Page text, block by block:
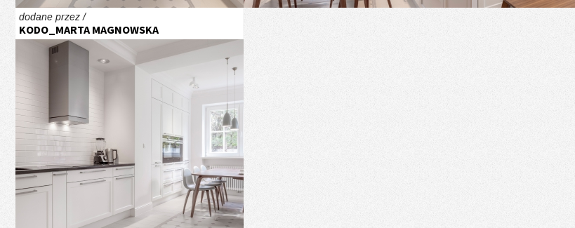
dodane przez /
KODO_MARTA MAGNOWSKA